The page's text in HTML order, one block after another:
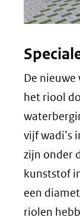
De
het riool
vijf wadi’s
zijn onder
kunststof
een
riolen